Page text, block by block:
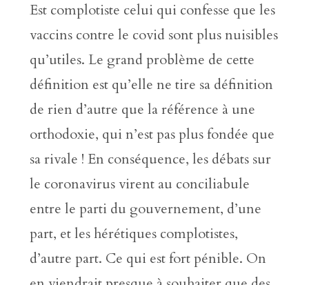
Est complotiste celui qui confesse que les
vaccins contre le covid sont plus nuisibles
qu’utiles. Le grand problème de cette
définition est qu’elle ne tire sa définition
de rien d’autre que la référence à une
orthodoxie, qui n’est pas plus fondée que
sa rivale ! En conséquence, les débats sur
le coronavirus virent au conciliabule
entre le parti du gouvernement, d’une
part, et les hérétiques complotistes,
d’autre part. Ce qui est fort pénible. On